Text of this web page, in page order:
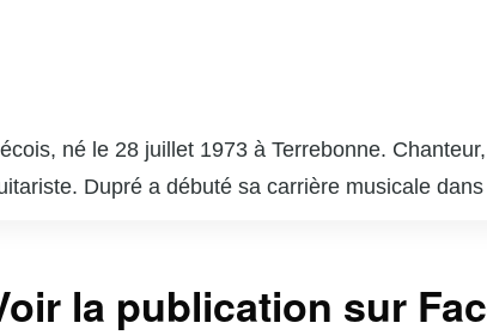
né le 28 juillet 1973 à Terrebonne.
Dupré a débuté sa carrière musicale
Son engagement envers la musique et
la publication sur